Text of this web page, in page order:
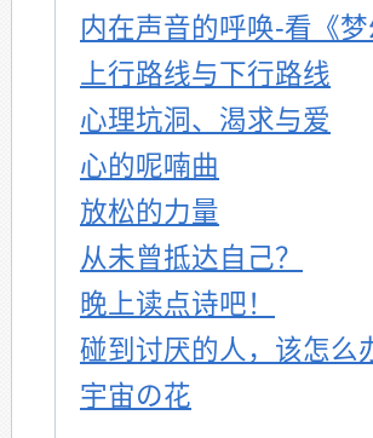
内在声音的呼唤-看《梦
上行路线与下行路线
心理坑洞、渴求与爱
心的呢喃曲
放松的力量
从未曾抵达自己？
晚上读点诗吧！
碰到讨厌的人，该怎么
宇宙の花